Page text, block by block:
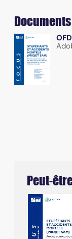
Peut-